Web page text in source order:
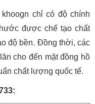
chỉ có độ chính
được chế tạo chất
độ bền. Đồng thời, các
cho đến mặt đồng hồ
chất lượng quốc tế.